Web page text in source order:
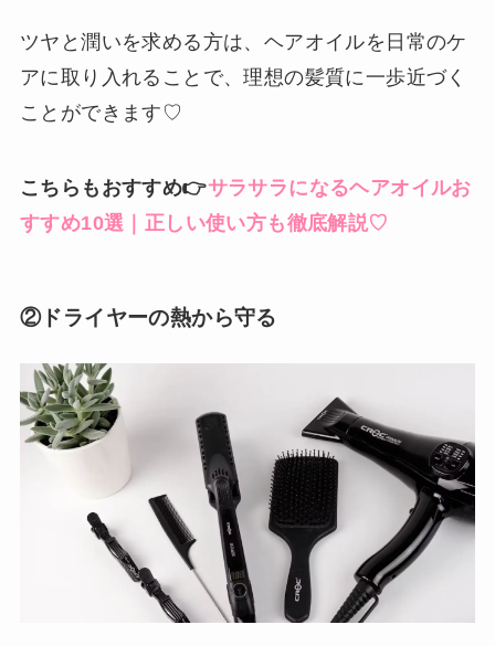
ツヤと潤いを求める方は、ヘアオイルを日常のケ
アに取り入れることで、理想の髪質に一歩近づく
ことができます♡
こちらもおすすめ👉サラサラになるヘアオイルお
すすめ10選｜正しい使い方も徹底解説♡
②ドライヤーの熱から守る